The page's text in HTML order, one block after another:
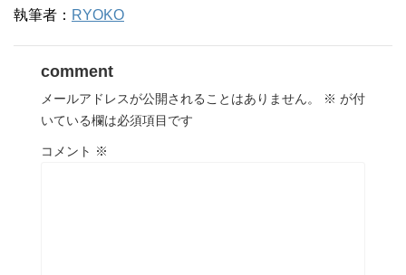
執筆者： RYOKO
comment
メールアドレスが公開されることはありません。 ※ が付
いている欄は必須項目です
コメント ※